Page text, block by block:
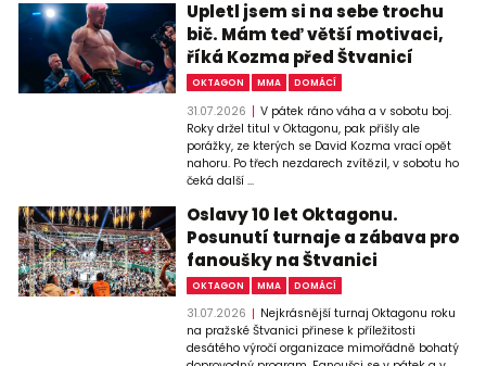
Upletl jsem si na sebe trochu
bič. Mám teď větší motivaci,
říká Kozma před Štvanicí
OKTAGON MMA DOMÁCÍ
31.07.2026
V pátek ráno váha a v sobotu boj.
Roky držel titul v Oktagonu, pak přišly ale
porážky, ze kterých se David Kozma vrací opět
nahoru. Po třech nezdarech zvítězil, v sobotu ho
čeká další ...
Oslavy 10 let Oktagonu.
Posunutí turnaje a zábava pro
fanoušky na Štvanici
OKTAGON MMA DOMÁCÍ
31.07.2026
Nejkrásnější turnaj Oktagonu roku
na pražské Štvanici přinese k příležitosti
desátého výročí organizace mimořádně bohatý